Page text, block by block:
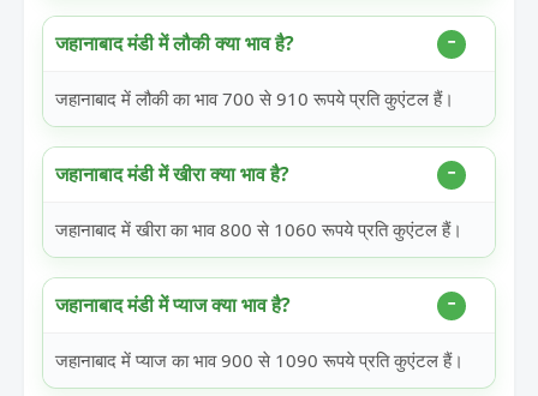
जहानाबाद मंडी में लौकी क्या भाव है?
जहानाबाद में लौकी का भाव 700 से 910 रूपये प्रति कुएंटल हैं।
जहानाबाद मंडी में खीरा क्या भाव है?
जहानाबाद में खीरा का भाव 800 से 1060 रूपये प्रति कुएंटल हैं।
जहानाबाद मंडी में प्याज क्या भाव है?
जहानाबाद में प्याज का भाव 900 से 1090 रूपये प्रति कुएंटल हैं।